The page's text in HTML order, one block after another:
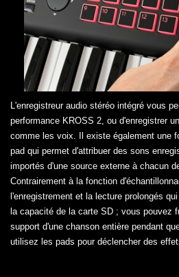
L'enregistreur audio stéréo intégré vous
performance KROSS 2, ou d'enregistrer
comme les voix. Il existe également une
pad qui permet d'attribuer des sons
importés d'une source externe à chacun
Contrairement à la fonction
l'enregistrement et la lecture prolongés
la capacité de la carte SD ; vous pouvez
support d'une chanson entière pendant
utilisez les pads pour déclencher des